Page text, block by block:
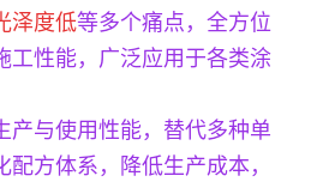
泽度低等多个痛点，全方位
工性能，广泛应用于各类涂
产与使用性能，替代多种单
方体系，降低生产成本，